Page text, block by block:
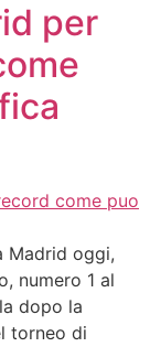
per
Madrid oggi,
numero 1 al
dopo la
torneo di